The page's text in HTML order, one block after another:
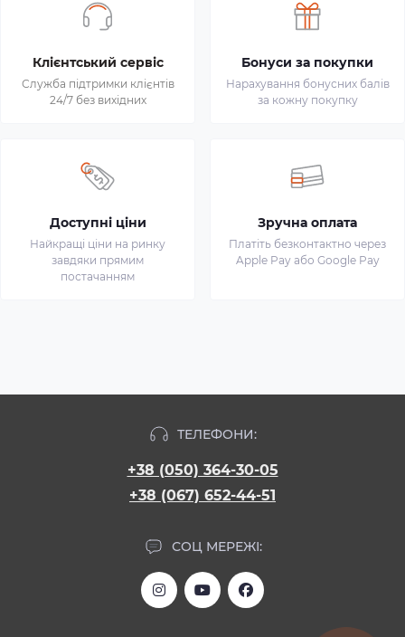
Клієнтський сервіс
Служба підтримки клієнтів
24/7 без вихідних
Бонуси за покупки
Нарахування бонусних балів
за кожну покупку
Доступні ціни
Найкращі ціни на ринку
завдяки прямим
постачанням
Зручна оплата
Платіть безконтактно через
Apple Pay або Google Pay
ТЕЛЕФОНИ:
+38 (050) 364-30-05
+38 (067) 652-44-51
СОЦ МЕРЕЖІ: